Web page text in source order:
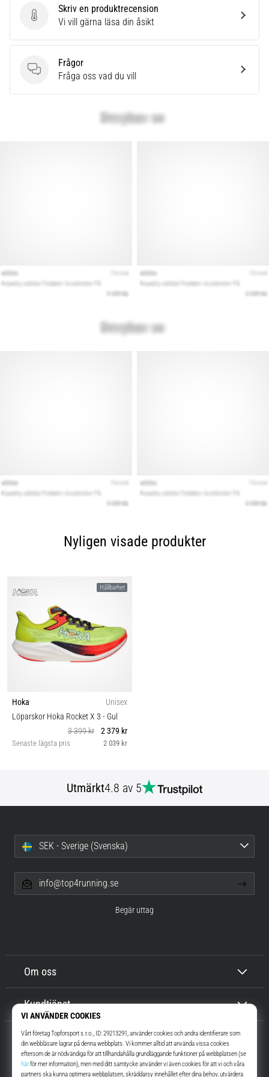
Skriv en produktrecension
Skriv en produktrecension
Vi vill gärna läsa din åsikt
Frågor
Frågor
Fråga oss vad du vill
Nyligen visade produkter
Hållbarhet
Hoka
Unisex
Löparskor Hoka Rocket X 3 - Gul
3 399 kr
2 379 kr
Senaste lägsta pris 2 039 kr
Utmärkt4.8 av 5
Om oss
Kundtjänst
SEK - Sverige (Svenska)
info@top4running.se
Begär uttag